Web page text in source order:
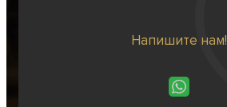
Напишите нам!